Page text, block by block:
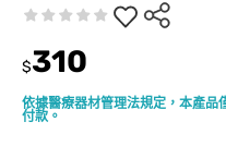
依據醫療器材管理法規定，本產品
付款。
$310